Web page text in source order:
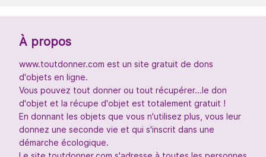
À propos
www.toutdonner.com est un site gratuit de dons
d'objets en ligne.
Vous pouvez tout donner ou tout récupérer...le don
d'objet et la récupe d'objet est totalement gratuit !
En donnant les objets que vous n'utilisez plus, vous leur
donnez une seconde vie et qui s'inscrit dans une
démarche écologique.